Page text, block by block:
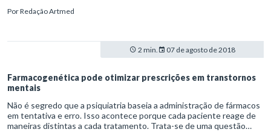
antecipada dos profissionais de saúde mental, visando reduzir a
PorRedação Artmed
2 min. 07 de agosto de 2018
Farmacogenética pode otimizar prescrições em transtornos
mentais
Não é segredo que a psiquiatria baseia a administração de fármacos
em tentativa e erro. Isso acontece porque cada paciente reage de
maneiras distintas a cada tratamento. Trata-se de uma questão